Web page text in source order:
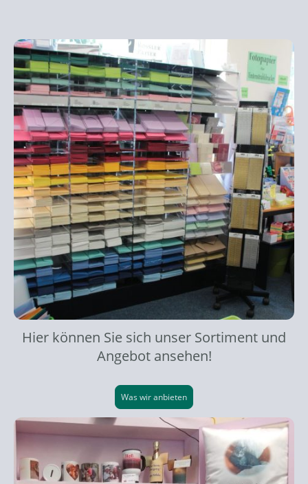
Hier können Sie sich unser Sortiment und
Angebot ansehen!
Was wir anbieten